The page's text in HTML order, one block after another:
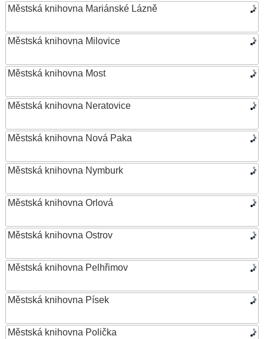
Městská knihovna Mariánské Lázně
Městská knihovna Milovice
Městská knihovna Most
Městská knihovna Neratovice
Městská knihovna Nová Paka
Městská knihovna Nymburk
Městská knihovna Orlová
Městská knihovna Ostrov
Městská knihovna Pelhřimov
Městská knihovna Písek
Městská knihovna Polička